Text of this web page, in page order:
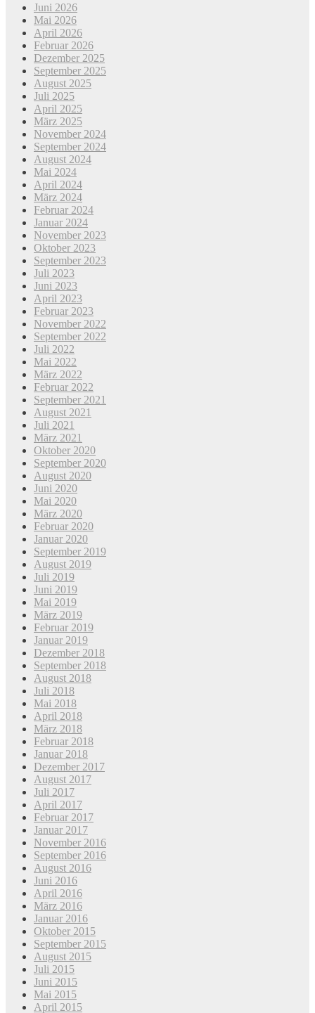
Juni 2026
Mai 2026
April 2026
Februar 2026
Dezember 2025
September 2025
August 2025
Juli 2025
April 2025
März 2025
November 2024
September 2024
August 2024
Mai 2024
April 2024
März 2024
Februar 2024
Januar 2024
November 2023
Oktober 2023
September 2023
Juli 2023
Juni 2023
April 2023
Februar 2023
November 2022
September 2022
Juli 2022
Mai 2022
März 2022
Februar 2022
September 2021
August 2021
Juli 2021
März 2021
Oktober 2020
September 2020
August 2020
Juni 2020
Mai 2020
März 2020
Februar 2020
Januar 2020
September 2019
August 2019
Juli 2019
Juni 2019
Mai 2019
März 2019
Februar 2019
Januar 2019
Dezember 2018
September 2018
August 2018
Juli 2018
Mai 2018
April 2018
März 2018
Februar 2018
Januar 2018
Dezember 2017
August 2017
Juli 2017
April 2017
Februar 2017
Januar 2017
November 2016
September 2016
August 2016
Juni 2016
April 2016
März 2016
Januar 2016
Oktober 2015
September 2015
August 2015
Juli 2015
Juni 2015
Mai 2015
April 2015